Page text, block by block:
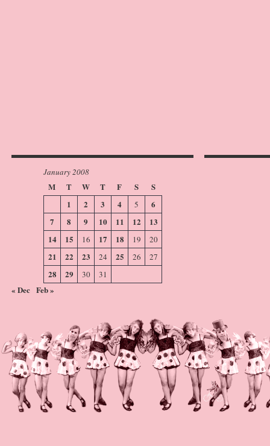
January 2008
M T W T F S
S
1
2 3 4 5
6
7
8 9 10 11 12
13
14
15 16 17 18 19 20
21 22 23 24 25 26 27
28 29 30 31
« Dec Feb »